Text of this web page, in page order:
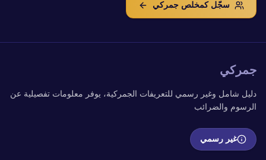
سجّل كمخلص جمركي
جمركي
دليل شامل وغير رسمي للتعريفات الجمركية، يوفر معلومات تفصيلية عن
الرسوم والضرائب
غير رسمي